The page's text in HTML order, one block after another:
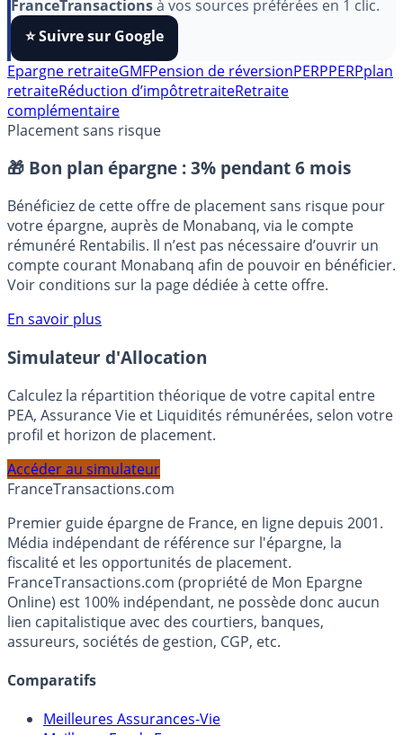
algorithmes et ne rater aucun décryptage, ajoutez
FranceTransactionsà vos sources préférées en 1 clic.
⭐️ Suivre sur Google
Epargne retraiteGMFPension de réversion
retraiteRéduction d’impôt
complémentaire
Placement sans risque
🎁 Bon plan épargne : 3% pendant 6 mois
Bénéficiez de cette offre de placement sans risque pour
votre épargne, auprès de Monabanq, via le compte
rémunéré Rentabilis. Il n’est pas nécessaire d’ouvrir un
compte courant Monabanq afin de pouvoir en bénéficier.
Voir conditions sur la page dédiée à cette offre.
En savoir plus
Simulateur d'Allocation
Calculez la répartition théorique de votre capital entre
PEA, Assurance Vie et Liquidités rémunérées, selon votre
profil et horizon de placement.
Accéder au simulateur
FranceTransactions.com
Premier guide épargne de France, en ligne depuis 2001.
Média indépendant de référence sur l'épargne, la
fiscalité et les opportunités de placement.
FranceTransactions.com (propriété de Mon Epargne
Online) est 100% indépendant, ne possède donc aucun
lien capitalistique avec des courtiers, banques,